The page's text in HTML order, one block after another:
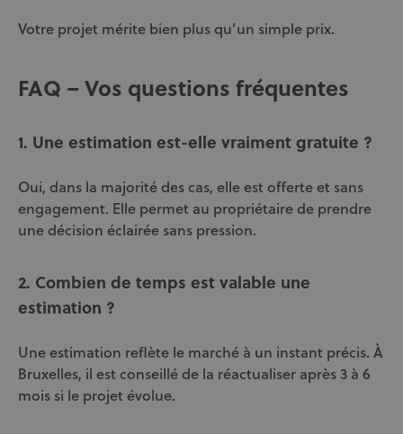
Votre projet mérite bien plus qu’un simple prix.
FAQ – Vos questions fréquentes
1. Une estimation est-elle vraiment gratuite ?
Oui, dans la majorité des cas, elle est offerte et sans
engagement. Elle permet au propriétaire de prendre
une décision éclairée sans pression.
2. Combien de temps est valable une
estimation ?
Une estimation reflète le marché à un instant précis. À
Bruxelles, il est conseillé de la réactualiser après 3 à 6
mois si le projet évolue.